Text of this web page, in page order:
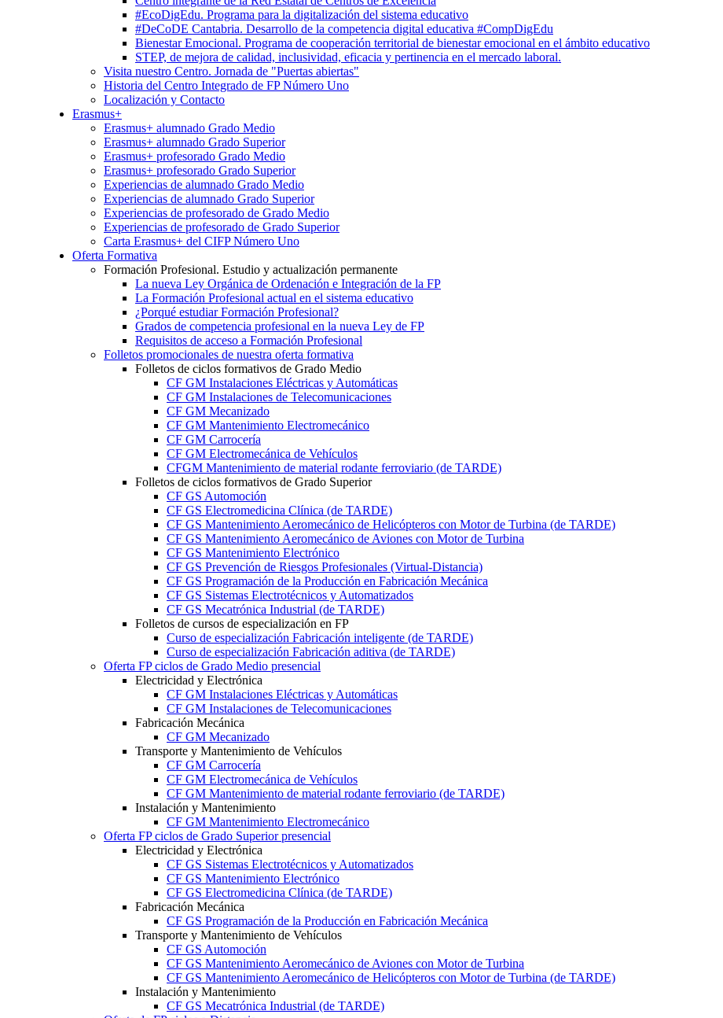
#EcoDigEdu. Programa para la digitalización del sistema educativo
#DeCoDE Cantabria. Desarrollo de la competencia digital educativa #CompDigEdu
Bienestar Emocional. Programa de cooperación territorial de bienestar emocional en el ámbito educativo
STEP, de mejora de calidad, inclusividad, eficacia y pertinencia en el mercado laboral.
Visita nuestro Centro. Jornada de "Puertas abiertas"
Historia del Centro Integrado de FP Número Uno
Localización y Contacto
Erasmus+
Erasmus+ alumnado Grado Medio
Erasmus+ alumnado Grado Superior
Erasmus+ profesorado Grado Medio
Erasmus+ profesorado Grado Superior
Experiencias de alumnado Grado Medio
Experiencias de alumnado Grado Superior
Experiencias de profesorado de Grado Medio
Experiencias de profesorado de Grado Superior
Carta Erasmus+ del CIFP Número Uno
Oferta Formativa
Formación Profesional. Estudio y actualización permanente
La nueva Ley Orgánica de Ordenación e Integración de la FP
La Formación Profesional actual en el sistema educativo
¿Porqué estudiar Formación Profesional?
Grados de competencia profesional en la nueva Ley de FP
Requisitos de acceso a Formación Profesional
Folletos promocionales de nuestra oferta formativa
Folletos de ciclos formativos de Grado Medio
CF GM Instalaciones Eléctricas y Automáticas
CF GM Instalaciones de Telecomunicaciones
CF GM Mecanizado
CF GM Mantenimiento Electromecánico
CF GM Carrocería
CF GM Electromecánica de Vehículos
CFGM Mantenimiento de material rodante ferroviario (de TARDE)
Folletos de ciclos formativos de Grado Superior
CF GS Automoción
CF GS Electromedicina Clínica (de TARDE)
CF GS Mantenimiento Aeromecánico de Helicópteros con Motor de Turbina (de TARDE)
CF GS Mantenimiento Aeromecánico de Aviones con Motor de Turbina
CF GS Mantenimiento Electrónico
CF GS Prevención de Riesgos Profesionales (Virtual-Distancia)
CF GS Programación de la Producción en Fabricación Mecánica
CF GS Sistemas Electrotécnicos y Automatizados
CF GS Mecatrónica Industrial (de TARDE)
Folletos de cursos de especialización en FP
Curso de especialización Fabricación inteligente (de TARDE)
Curso de especialización Fabricación aditiva (de TARDE)
Oferta FP ciclos de Grado Medio presencial
Electricidad y Electrónica
CF GM Instalaciones Eléctricas y Automáticas
CF GM Instalaciones de Telecomunicaciones
Fabricación Mecánica
CF GM Mecanizado
Transporte y Mantenimiento de Vehículos
CF GM Carrocería
CF GM Electromecánica de Vehículos
CF GM Mantenimiento de material rodante ferroviario (de TARDE)
Instalación y Mantenimiento
CF GM Mantenimiento Electromecánico
Oferta FP ciclos de Grado Superior presencial
Electricidad y Electrónica
CF GS Sistemas Electrotécnicos y Automatizados
CF GS Mantenimiento Electrónico
CF GS Electromedicina Clínica (de TARDE)
Fabricación Mecánica
CF GS Programación de la Producción en Fabricación Mecánica
Transporte y Mantenimiento de Vehículos
CF GS Automoción
CF GS Mantenimiento Aeromecánico de Aviones con Motor de Turbina
CF GS Mantenimiento Aeromecánico de Helicópteros con Motor de Turbina (de TARDE)
Instalación y Mantenimiento
CF GS Mecatrónica Industrial (de TARDE)